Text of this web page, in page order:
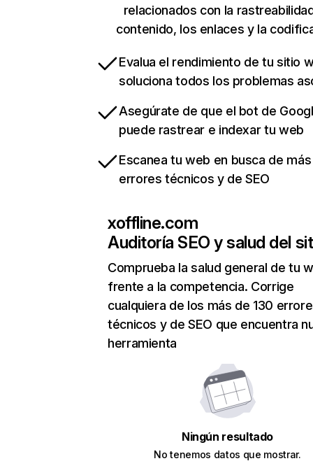
relacionados con la
contenido, los enlaces y la
Evalua el rendimiento de tu sitio
soluciona todos los problemas
Asegúrate de que el bot de
puede rastrear e indexar tu web
Escanea tu web en busca de
errores técnicos y de SEO
xoffline.com
Auditoría SEO y salud del
Comprueba la salud general de tu
frente a la competencia. Corrige
cualquiera de los más de 130
técnicos y de SEO que encuentra
herramienta
Ningún resultado
No tenemos datos que mostrar.